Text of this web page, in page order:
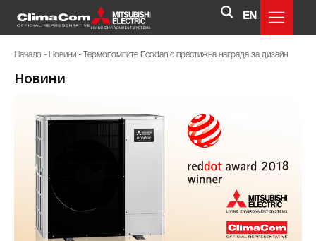
EN
Начало - Новини - Термопомпите Ecodan с престижна награда за дизайн
Новини